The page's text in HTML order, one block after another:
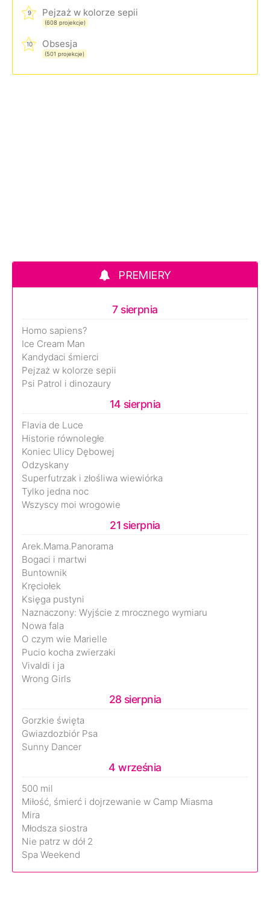
9 Pejzaż w kolorze sepii
(608 projekcje)
10 Obsesja
(501 projekcje)
PREMIERY
7 sierpnia
Homo sapiens?
Ice Cream Man
Kandydaci śmierci
Pejzaż w kolorze sepii
Psi Patrol i dinozaury
14 sierpnia
Flavia de Luce
Historie równoległe
Koniec Ulicy Dębowej
Odzyskany
Superfutrzak i złośliwa wiewiórka
Tylko jedna noc
Wszyscy moi wrogowie
21 sierpnia
Arek.Mama.Panorama
Bogaci i martwi
Buntownik
Kręciołek
Księga pustyni
Naznaczony: Wyjście z mrocznego wymiaru
Nowa fala
O czym wie Marielle
Pucio kocha zwierzaki
Vivaldi i ja
Wrong Girls
28 sierpnia
Gorzkie święta
Gwiazdozbiór Psa
Sunny Dancer
4 września
500 mil
Miłość, śmierć i dojrzewanie w Camp Miasma
Mira
Młodsza siostra
Nie patrz w dół 2
Spa Weekend